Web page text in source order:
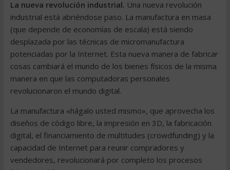
La nueva revolución industrial. Una nueva revolución
industrial está abriéndose paso. La manufactura en masa
(que depende de economías de escala) está siendo
desplazada por las técnicas de micromanufactura
potenciadas por la Internet. Esta nueva manera de fabricar
cosas cambiará el mundo de los bienes físicos de la misma
manera en que las computadoras personales
revolucionaron el mundo digital.
La manufactura «hágalo usted mismo», que aprovecha los
diseños de código libre, la impresión en 3D, la fabricación
digital, el financiamiento de multitudes (crowdfunding) y la
capacidad de Internet para reunir compradores y
vendedores, revolucionará por completo los procesos